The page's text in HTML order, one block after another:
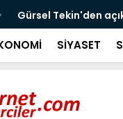
Gürsel Tekin'den
SİYASET